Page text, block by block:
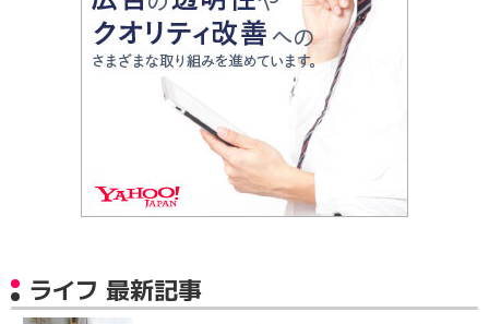
ライフ 最新記事